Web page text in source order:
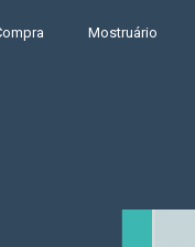
Mostruário